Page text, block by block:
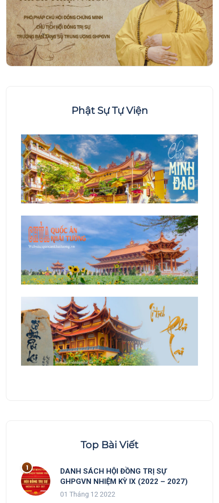
Phật Sự Tự Viện
Top Bài Viết
DANH SÁCH HỘI ĐỒNG TRỊ SỰ
GHPGVN NHIỆM KỲ IX (2022 – 2027)
01 Tháng 12 2022